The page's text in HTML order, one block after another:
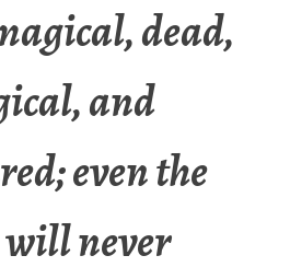
dead,
and
even the
never